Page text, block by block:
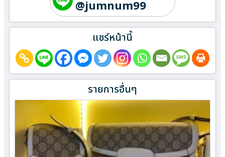
@jumnum99
แชร์หน้านี้
รายการอื่นๆ